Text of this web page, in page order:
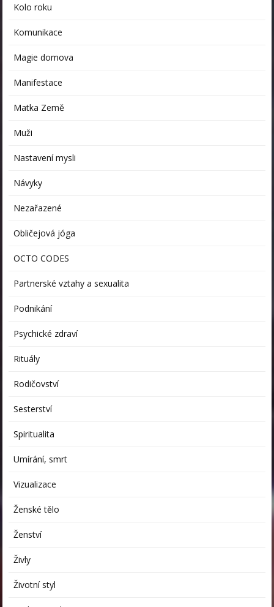
Kolo roku
Komunikace
Magie domova
Manifestace
Matka Země
Muži
Nastavení mysli
Návyky
Nezařazené
Obličejová jóga
OCTO CODES
Partnerské vztahy a sexualita
Podnikání
Psychické zdraví
Rituály
Rodičovství
Sesterství
Spiritualita
Umírání, smrt
Vizualizace
Ženské tělo
Ženství
Živly
Životní styl